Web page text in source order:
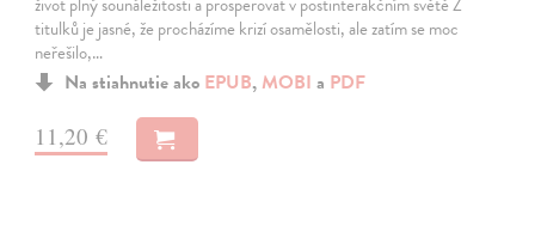
titulků je jasné, že procházíme krizí osamělosti, ale zatím se moc
neřešilo,…
Na stiahnutie ako EPUB, MOBI a PDF
11,20 €